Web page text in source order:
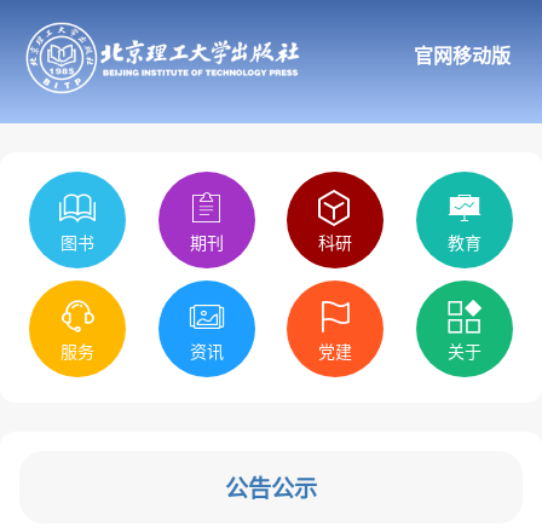
官网移动版
图书 期刊 科研 教育
服务 资讯 党建 关于
公告公示